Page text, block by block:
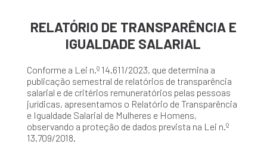
RELATÓRIO DE TRANSPARÊNCIA E
IGUALDADE SALARIAL
Conforme a Lei n.º 14.611/2023, que determina a
publicação semestral de relatórios de transparência
salarial e de critérios remuneratórios pelas pessoas
jurídicas, apresentamos o Relatório de Transparência
e Igualdade Salarial de Mulheres e Homens,
observando a proteção de dados prevista na Lei n.º
13.709/2018.